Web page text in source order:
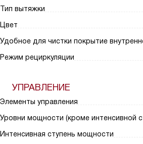
Тип вытяжки
Цвет
Удобное для чистки покрытие
Режим рециркуляции
УПРАВЛЕНИЕ
Элементы управления
Уровни мощности (кроме интенсивной
Интенсивная ступень мощности